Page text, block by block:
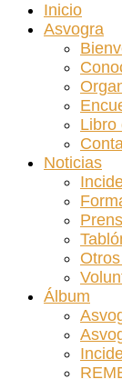
Inicio
Asvogra
Libro
Noticias
Álbum